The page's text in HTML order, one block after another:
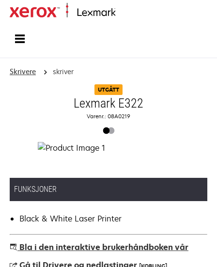
Skrivere skriver
UTGÅTT
Lexmark E322
Varenr.: 08A0219
FUNKSJONER
Black & White Laser Printer
Bla i den interaktive brukerhåndboken vår